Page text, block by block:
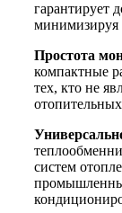
гарантирует
минимизируя
Простота
компактные
тех, кто не
систем